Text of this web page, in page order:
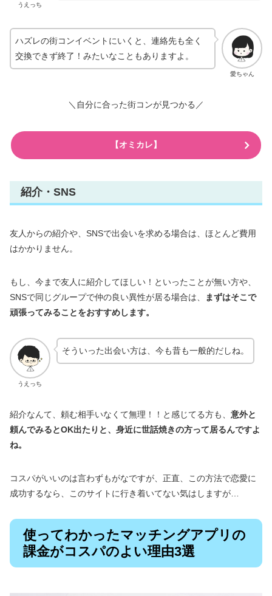
うえっち
愛ちゃん
ハズレの街コンイベントにいくと、連絡先も全く
交換できず終了！みたいなこともありますよ。
＼自分に合った街コンが見つかる／
【オミカレ】
紹介・SNS
友人からの紹介や、SNSで出会いを求める場合は、ほとんど費用
はかかりません。
もし、今まで友人に紹介してほしい！といったことが無い方や、
SNSで同じグループで仲の良い異性が居る場合は、
まずはそこで
頑張ってみることをおすすめします。
うえっち
そういった出会い方は、今も昔も一般的だしね。
紹介なんて、頼む相手いなくて無理！！と感じてる方も、 意外と
頼んでみるとOK出たりと、身近に世話焼きの方って居るんですよ
ね。
コスパがいいのは言わずもがなですが、正直、この方法で恋愛に
成功するなら、このサイトに行き着いてない気はしますが…
使ってわかったマッチングアプリの
課金がコスパのよい理由3選